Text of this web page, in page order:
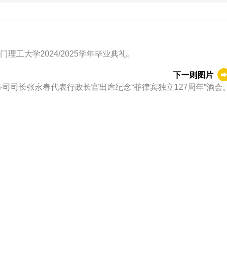
理工大学2024/2025学年毕业典礼。
下一则图片
司长张永春代表行政长官出席纪念“菲律宾独立127周年”酒会。